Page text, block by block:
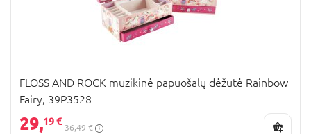
FLOSS AND ROCK muzikinė papuošalų dėžutė Rainbow
Fairy, 39P3528
29,19 €
36,49 €